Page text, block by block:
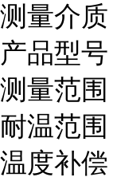
测量介
产品型
测量范
耐温范
温度补